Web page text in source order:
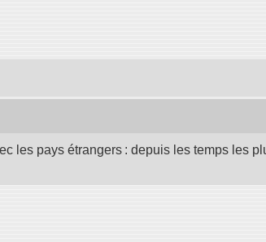
les pays étrangers : depuis les temps les